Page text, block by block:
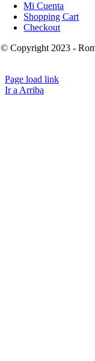
Mi Cuenta
Shopping Cart
Checkout
© Copyright 2023 -
Page load link
Ir a Arriba